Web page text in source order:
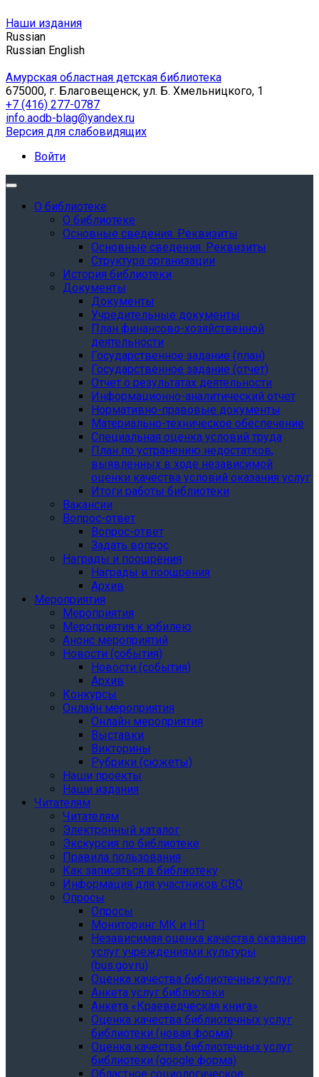
Наши издания
Russian
Russian English
Амурская областная детская библиотека
675000, г. Благовещенск, ул. Б. Хмельницкого, 1
+7 (416) 277-0787
info.aodb-blag@yandex.ru
Версия для слабовидящих
Войти
О библиотеке
О библиотеке
Основные сведения. Реквизиты
Основные сведения. Реквизиты
Структура организации
История библиотеки
Документы
Документы
Учредительные документы
План финансово-хозяйственной
деятельности
Государственное задание (план)
Государственное задание (отчет)
Отчет о результатах деятельности
Информационно-аналитический отчет
Нормативно-правовые документы
Материально-техническое обеспечение
Специальная оценка условий труда
План по устранению недостатков,
выявленных в ходе независимой
оценки качества условий оказания услуг
Итоги работы библиотеки
Вакансии
Вопрос-ответ
Вопрос-ответ
Задать вопрос
Награды и поощрения
Награды и поощрения
Архив
Мероприятия
Мероприятия
Мероприятия к юбилею
Анонс мероприятий
Новости (события)
Новости (события)
Архив
Конкурсы
Онлайн мероприятия
Онлайн мероприятия
Выставки
Викторины
Рубрики (сюжеты)
Наши проекты
Наши издания
Читателям
Читателям
Электронный каталог
Экскурсия по библиотеке
Правила пользования
Как записаться в библиотеку
Информация для участников СВО
Опросы
Опросы
Мониторинг МК и НП
Независимая оценка качества оказания
услуг учреждениями культуры
(bus.gov.ru)
Оценка качества библиотечных услуг
Анкета услуг библиотеки
Анкета «Краеведческая книга»
Oценка качества библиотечных услуг
библиотеки (новая форма)
Oценка качества библиотечных услуг
библиотеки (google форма)
Областное социологическое